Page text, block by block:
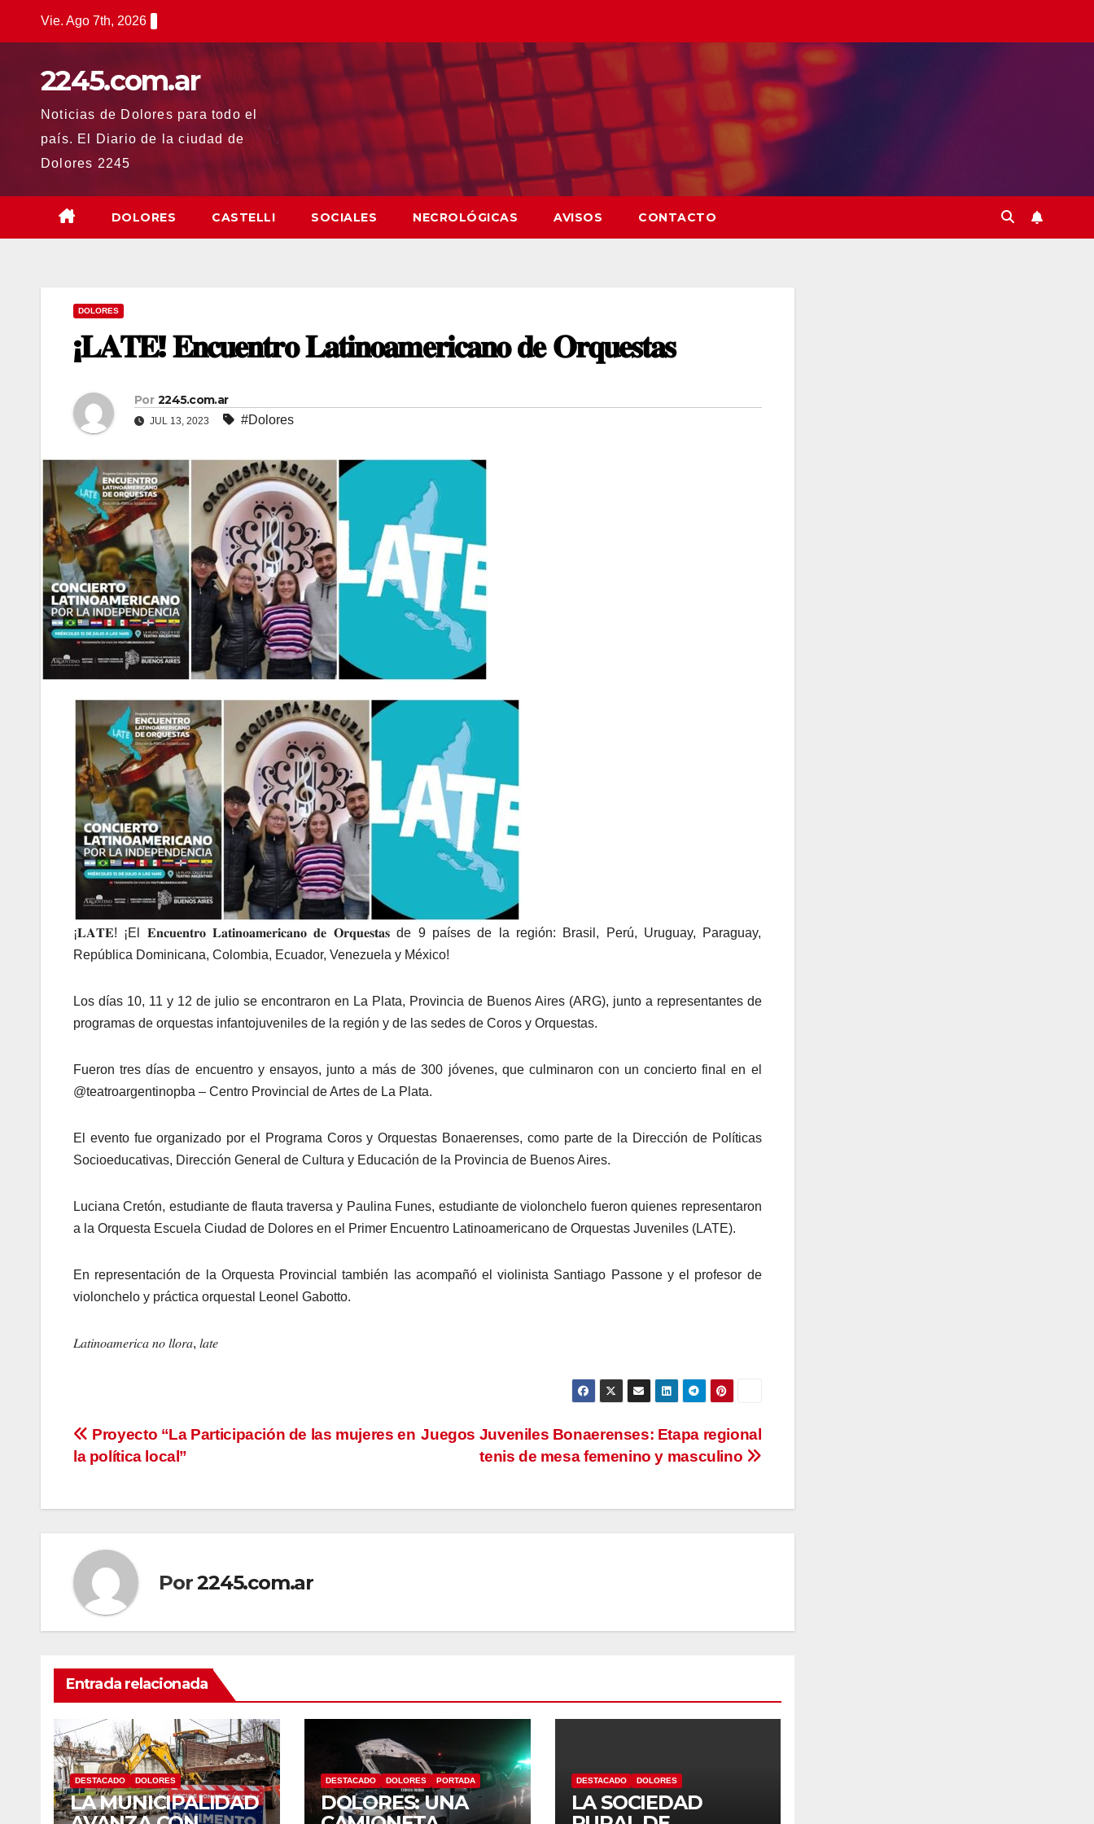
Vie. Ago 7th, 2026
2245.com.ar
Noticias de Dolores para todo el
país. El Diario de la ciudad de
Dolores 2245
DOLORES CASTELLI SOCIALES NECROLÓGICAS AVISOS CONTACTO
DOLORES
¡𝐋𝐀𝐓𝐄! 𝐄𝐧𝐜𝐮𝐞𝐧𝐭𝐫𝐨 𝐋𝐚𝐭𝐢𝐧𝐨𝐚𝐦𝐞𝐫𝐢𝐜𝐚𝐧𝐨 𝐝𝐞 𝐎𝐫𝐪𝐮𝐞𝐬𝐭𝐚𝐬
Por 2245.com.ar
JUL 13, 2023 #Dolores
¡𝐋𝐀𝐓𝐄! ¡El 𝐄𝐧𝐜𝐮𝐞𝐧𝐭𝐫𝐨 𝐋𝐚𝐭𝐢𝐧𝐨𝐚𝐦𝐞𝐫𝐢𝐜𝐚𝐧𝐨 𝐝𝐞 𝐎𝐫𝐪𝐮𝐞𝐬𝐭𝐚𝐬 de 9 países de la región: Brasil, Perú, Uruguay, Paraguay,
República Dominicana, Colombia, Ecuador, Venezuela y México!
Los días 10, 11 y 12 de julio se encontraron en La Plata, Provincia de Buenos Aires (ARG), junto a representantes de
programas de orquestas infantojuveniles de la región y de las sedes de Coros y Orquestas.
Fueron tres días de encuentro y ensayos, junto a más de 300 jóvenes, que culminaron con un concierto final en el
@teatroargentinopba – Centro Provincial de Artes de La Plata.
El evento fue organizado por el Programa Coros y Orquestas Bonaerenses, como parte de la Dirección de Políticas
Socioeducativas, Dirección General de Cultura y Educación de la Provincia de Buenos Aires.
Luciana Cretón, estudiante de flauta traversa y Paulina Funes, estudiante de violonchelo fueron quienes representaron
a la Orquesta Escuela Ciudad de Dolores en el Primer Encuentro Latinoamericano de Orquestas Juveniles (LATE).
En representación de la Orquesta Provincial también las acompañó el violinista Santiago Passone y el profesor de
violonchelo y práctica orquestal Leonel Gabotto.
𝐿𝑎𝑡𝑖𝑛𝑜𝑎𝑚𝑒𝑟𝑖𝑐𝑎 𝑛𝑜 𝑙𝑙𝑜𝑟𝑎, 𝑙𝑎𝑡𝑒
Navegación
de
entradas
Juegos Juveniles Bonaerenses: Etapa regional
tenis de mesa femenino y masculino
Proyecto “La Participación de las mujeres en
la política local”
Por2245.com.ar
Entrada relacionada
DESTACADO DOLORES
LA MUNICIPALIDAD
DESTACADO DOLORES PORTADA
DOLORES: UNA
DESTACADO DOLORES
LA SOCIEDAD